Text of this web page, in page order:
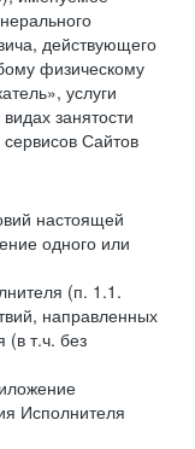
действующего
физическому
услуги
занятости
Сайтов
настоящей
одного или
(п. 1.1.
направленных
(в т.ч. без
Исполнителя